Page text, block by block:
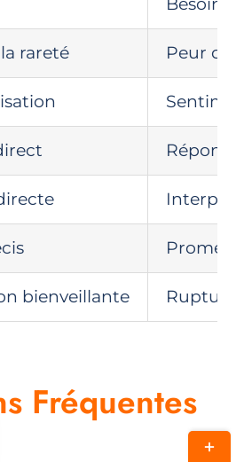
Besoin
rareté Peur de
bienveillante Rupture
Fréquentes